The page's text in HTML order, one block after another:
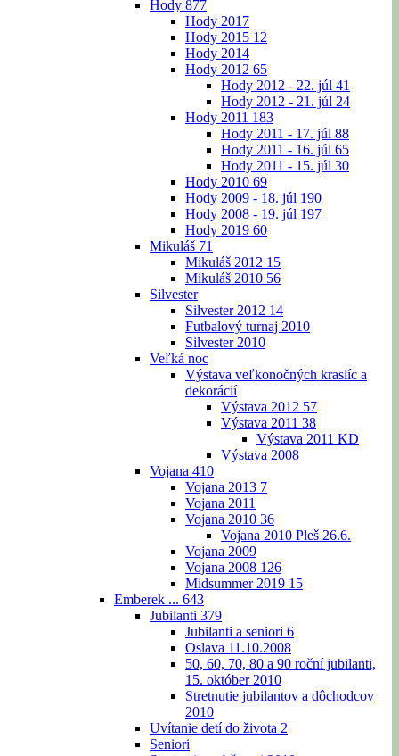
Hody 877
Hody 2017
Hody 2015 12
Hody 2014
Hody 2012 65
Hody 2012 - 22. júl 41
Hody 2012 - 21. júl 24
Hody 2011 183
Hody 2011 - 17. júl 88
Hody 2011 - 16. júl 65
Hody 2011 - 15. júl 30
Hody 2010 69
Hody 2009 - 18. júl 190
Hody 2008 - 19. júl 197
Hody 2019 60
Mikuláš 71
Mikuláš 2012 15
Mikuláš 2010 56
Silvester
Silvester 2012 14
Futbalový turnaj 2010
Silvester 2010
Veľká noc
Výstava veľkonočných kraslíc a
dekorácií
Výstava 2012 57
Výstava 2011 38
Výstava 2011 KD
Výstava 2008
Vojana 410
Vojana 2013 7
Vojana 2011
Vojana 2010 36
Vojana 2010 Pleš 26.6.
Vojana 2009
Vojana 2008 126
Midsummer 2019 15
Emberek ... 643
Jubilanti 379
Jubilanti a seniori 6
Oslava 11.10.2008
50, 60, 70, 80 a 90 roční jubilanti,
15. október 2010
Stretnutie jubilantov a dôchodcov
2010
Uvítanie detí do života 2
Seniori